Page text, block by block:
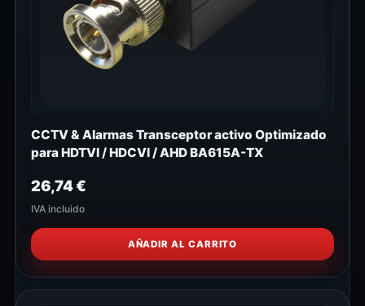
CCTV & Alarmas Transceptor activo Optimizado
para HDTVI / HDCVI / AHD BA615A-TX
26,74€
IVA incluido
AÑADIR AL CARRITO